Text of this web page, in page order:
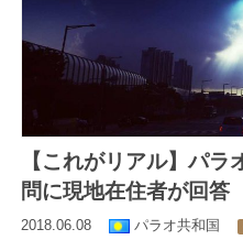
【これがリアル】パ
問に現地在住者が回答
2018.06.08 パラオ共和国